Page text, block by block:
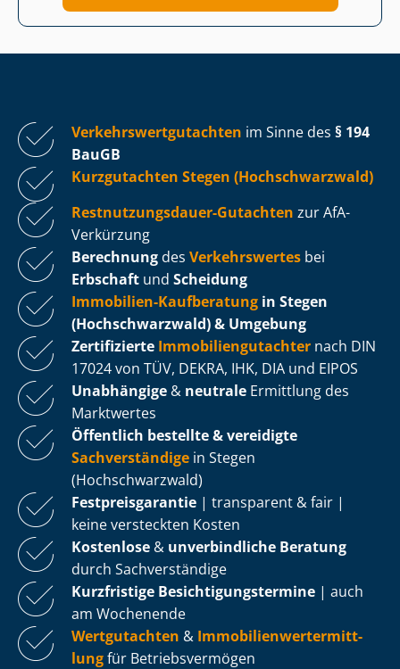
Ver­kehrs­wert­gut­ach­ten im Sinne des § 194
BauGB
Kurzgutachten Stegen (Hochschwarzwald)
Rest­nut­zungs­dau­er-Gutachten zur AfA-
Verkürzung
Berechnung des Verkehrswertes bei
Erbschaft und Scheidung
Immobilien-Kaufberatung in Stegen
(Hochschwarzwald) & Umgebung
Zertifizierte Im­mo­bi­li­en­gut­ach­ter nach DIN
17024 von TÜV, DEKRA, IHK, DIA und EIPOS
Unabhängige & neutrale Ermittlung des
Marktwertes
Öffentlich bestellte & vereidigte
Sachverständige in Stegen
(Hochschwarzwald)
Fest­preis­ga­ran­tie | transparent & fair |
keine versteckten Kosten
Kostenlose & unverbindliche Beratung
durch Sachverständige
Kurzfristige Be­sich­ti­gungs­ter­mi­ne | auch
am Wochenende
Wertgutachten & Im­mo­bi­li­en­wert­ermitt­
lungfür Be­triebs­ver­mö­gen